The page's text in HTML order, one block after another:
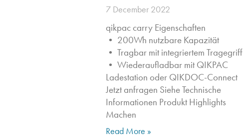
7 December 2022
qikpac carry Eigenschaften ​
• 200Wh nutzbare Kapazität
• Tragbar mit integriertem Tragegriff
• Wiederaufladbar mit QIKPAC
Ladestation oder QIKDOC-Connect
Jetzt anfragen​ Siehe Technische
Informationen Produkt Highlights​
Machen
Read More »